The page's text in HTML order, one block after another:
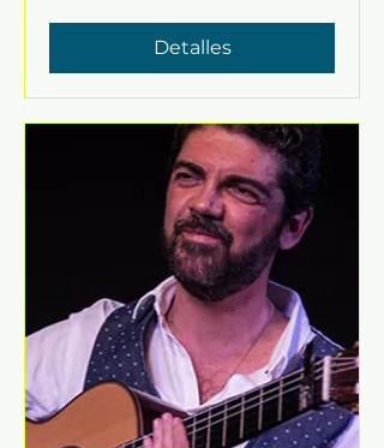
Detalles